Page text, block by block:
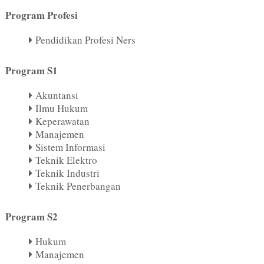
Program Profesi
Pendidikan Profesi Ners
Program S1
Akuntansi
Ilmu Hukum
Keperawatan
Manajemen
Sistem Informasi
Teknik Elektro
Teknik Industri
Teknik Penerbangan
Program S2
Hukum
Manajemen